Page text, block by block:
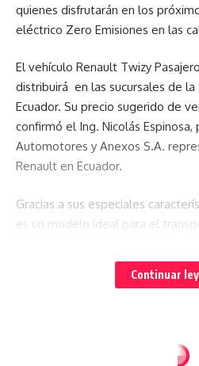
quienes disfrutarán en los
eléctrico Zero Emisiones en las
El vehículo Renault Twizy
distribuirá en las sucursales de
Ecuador. Su precio sugerido de
confirmó el Ing. Nicolás
Automotores y Anexos S.A.
Renault en Ecuador.
Gracias a sus especiales
es un modelo ideal para el
directa, en un periodo de tres a
de 220 volts, o bien, de cinco o
Ofrece una velocidad máxima de
batería alcanza todo el día en uso
Continuar